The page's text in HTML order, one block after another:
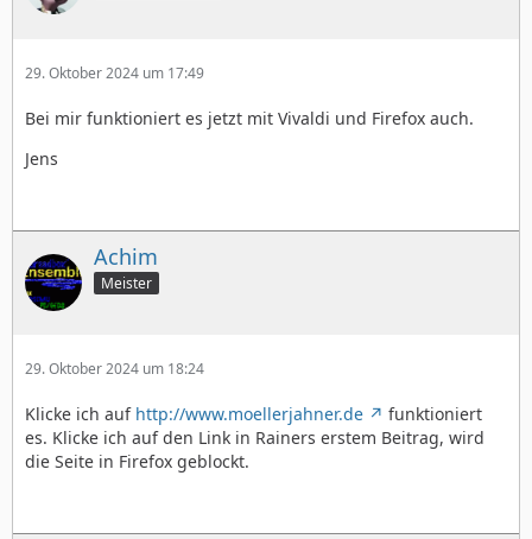
29. Oktober 2024 um 17:49
Bei mir funktioniert es jetzt mit Vivaldi und Firefox auch.
Jens
Achim
Meister
29. Oktober 2024 um 18:24
Klicke ich auf http://www.moellerjahner.de
funktioniert
es. Klicke ich auf den Link in Rainers erstem Beitrag, wird
die Seite in Firefox geblockt.